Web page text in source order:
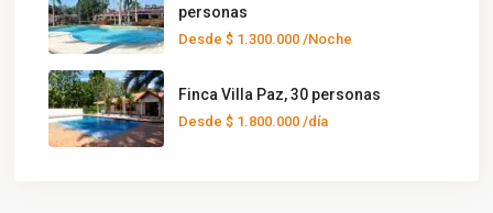
personas
Desde $ 1.300.000/Noche
Finca Villa Paz, 30 personas
Desde $ 1.800.000/día